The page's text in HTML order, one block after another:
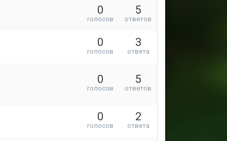
0
голосов
5
ответов
0
голосов
3
ответа
0
голосов
5
ответов
0
голосов
2
ответа